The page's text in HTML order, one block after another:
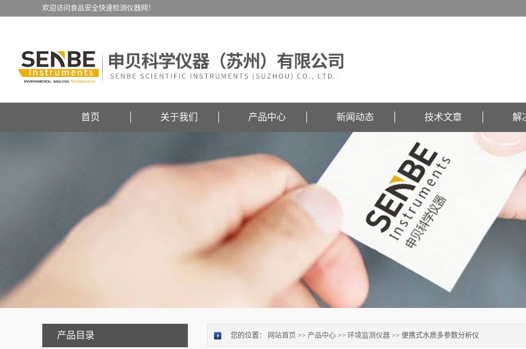
欢迎访问食品安全快速检测仪器网！
首页 关于我们 产品中心 新闻动态 技术文章 解
产品目录 您的位置： 网站首页 >> 产品中心 >> 环境监测仪器 >> 便携式水质多参数分析仪